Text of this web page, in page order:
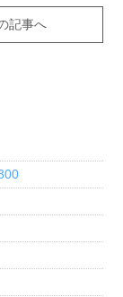
記事へ